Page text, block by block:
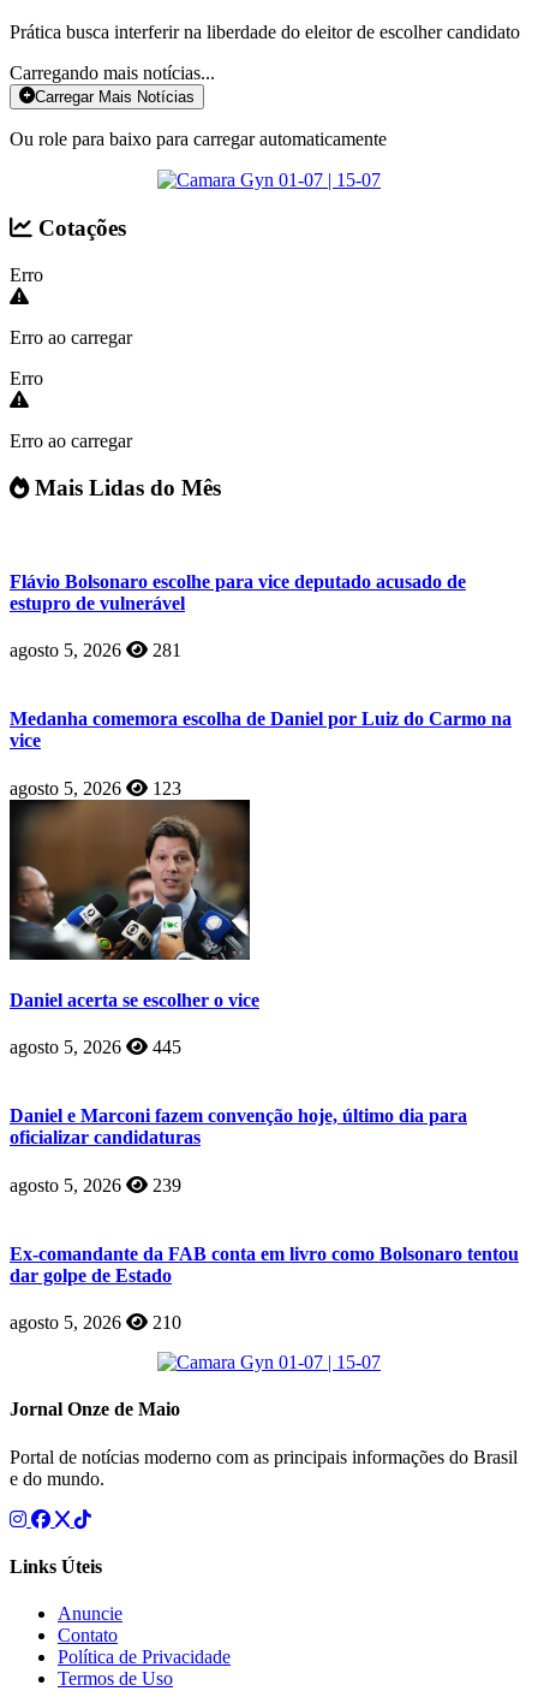
Prática busca interferir na liberdade do eleitor de escolher candidato
Carregando mais notícias...
Carregar Mais Notícias
Ou role para baixo para carregar automaticamente
Cotações
Erro
Erro ao carregar
Erro
Erro ao carregar
Mais Lidas do Mês
Flávio Bolsonaro escolhe para vice deputado acusado de
estupro de vulnerável
agosto 5, 2026 281
Medanha comemora escolha de Daniel por Luiz do Carmo na
vice
agosto 5, 2026 123
Daniel acerta se escolher o vice
agosto 5, 2026 445
Daniel e Marconi fazem convenção hoje, último dia para
oficializar candidaturas
agosto 5, 2026 239
Ex-comandante da FAB conta em livro como Bolsonaro tentou
dar golpe de Estado
agosto 5, 2026 210
Jornal Onze de Maio
Portal de notícias moderno com as principais informações do Brasil
e do mundo.
Links Úteis
Anuncie
Contato
Política de Privacidade
Termos de Uso